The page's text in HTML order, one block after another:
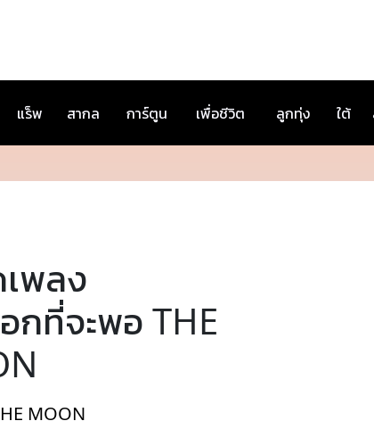
แร็พ สากล การ์ตูน เพื่อชีวิต ลูกทุ่ง ใต้
พลง
กที่จะพอ THE
MOON